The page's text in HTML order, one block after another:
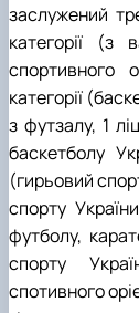
заслужений
категорії (з
спортивного
категорії
з футзалу, 1
баскетболу
(гирьовий
спорту
футболу,
спорту
спотивного